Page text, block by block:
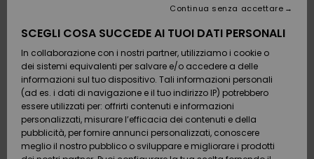
Calzature
e
infradito
Surf /
Acqua
Calzature
e
infradito
Surf /
Acqua
Da
Scoprire
Snow
SURF
Highlights
Comunità
SNOW
Shop
Snow
Shop
Donna
OUTLET
Outlet
Donna
Pagamento
Buono regalo
Quiksilver
Freedom
SCEGLI COSA SUCCEDE AI TUOI DATI PERSONALI
In collaborazione con i nostri partner, utilizziamo i cookie o
dei sistemi equivalenti per salvare e/o accedere a delle
informazioni sul tuo dispositivo. Tali informazioni personali
(ad es. i dati di navigazione e il tuo indirizzo IP) potrebbero
essere utilizzati per: offrirti contenuti e informazioni
personalizzati, misurare l’efficacia dei contenuti e della
pubblicità, per fornire annunci personalizzati, conoscere
meglio il nostro pubblico o sviluppare e migliorare i prodotti
Continua senza accettare